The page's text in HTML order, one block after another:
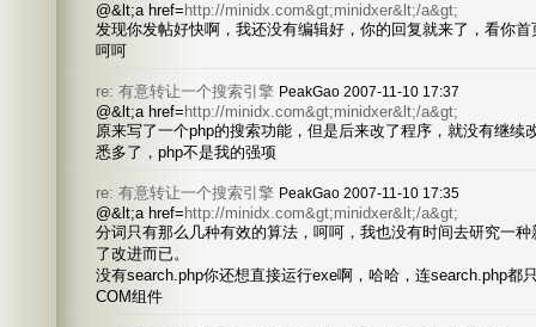
@&lt;a href= http://minidx.com&gt;minidxer&lt;/a&gt;
发现你发帖好快啊，我还没有编辑好，你的回复就来了，看你
呵呵
re: 有意转让一个搜索引擎 PeakGao 2007-11-10 17:37
@&lt;a href= http://minidx.com&gt;minidxer&lt;/a&gt;
原来写了一个php的搜索功能，但是后来改了程序，就没有继续
悉多了，php不是我的强项
re: 有意转让一个搜索引擎 PeakGao 2007-11-10 17:35
@&lt;a href= http://minidx.com&gt;minidxer&lt;/a&gt;
分词只有那么几种有效的算法，呵呵，我也没有时间去研究一
了改进而已。
没有search.php你还想直接运行exe啊，哈哈，连search.php都
COM组件